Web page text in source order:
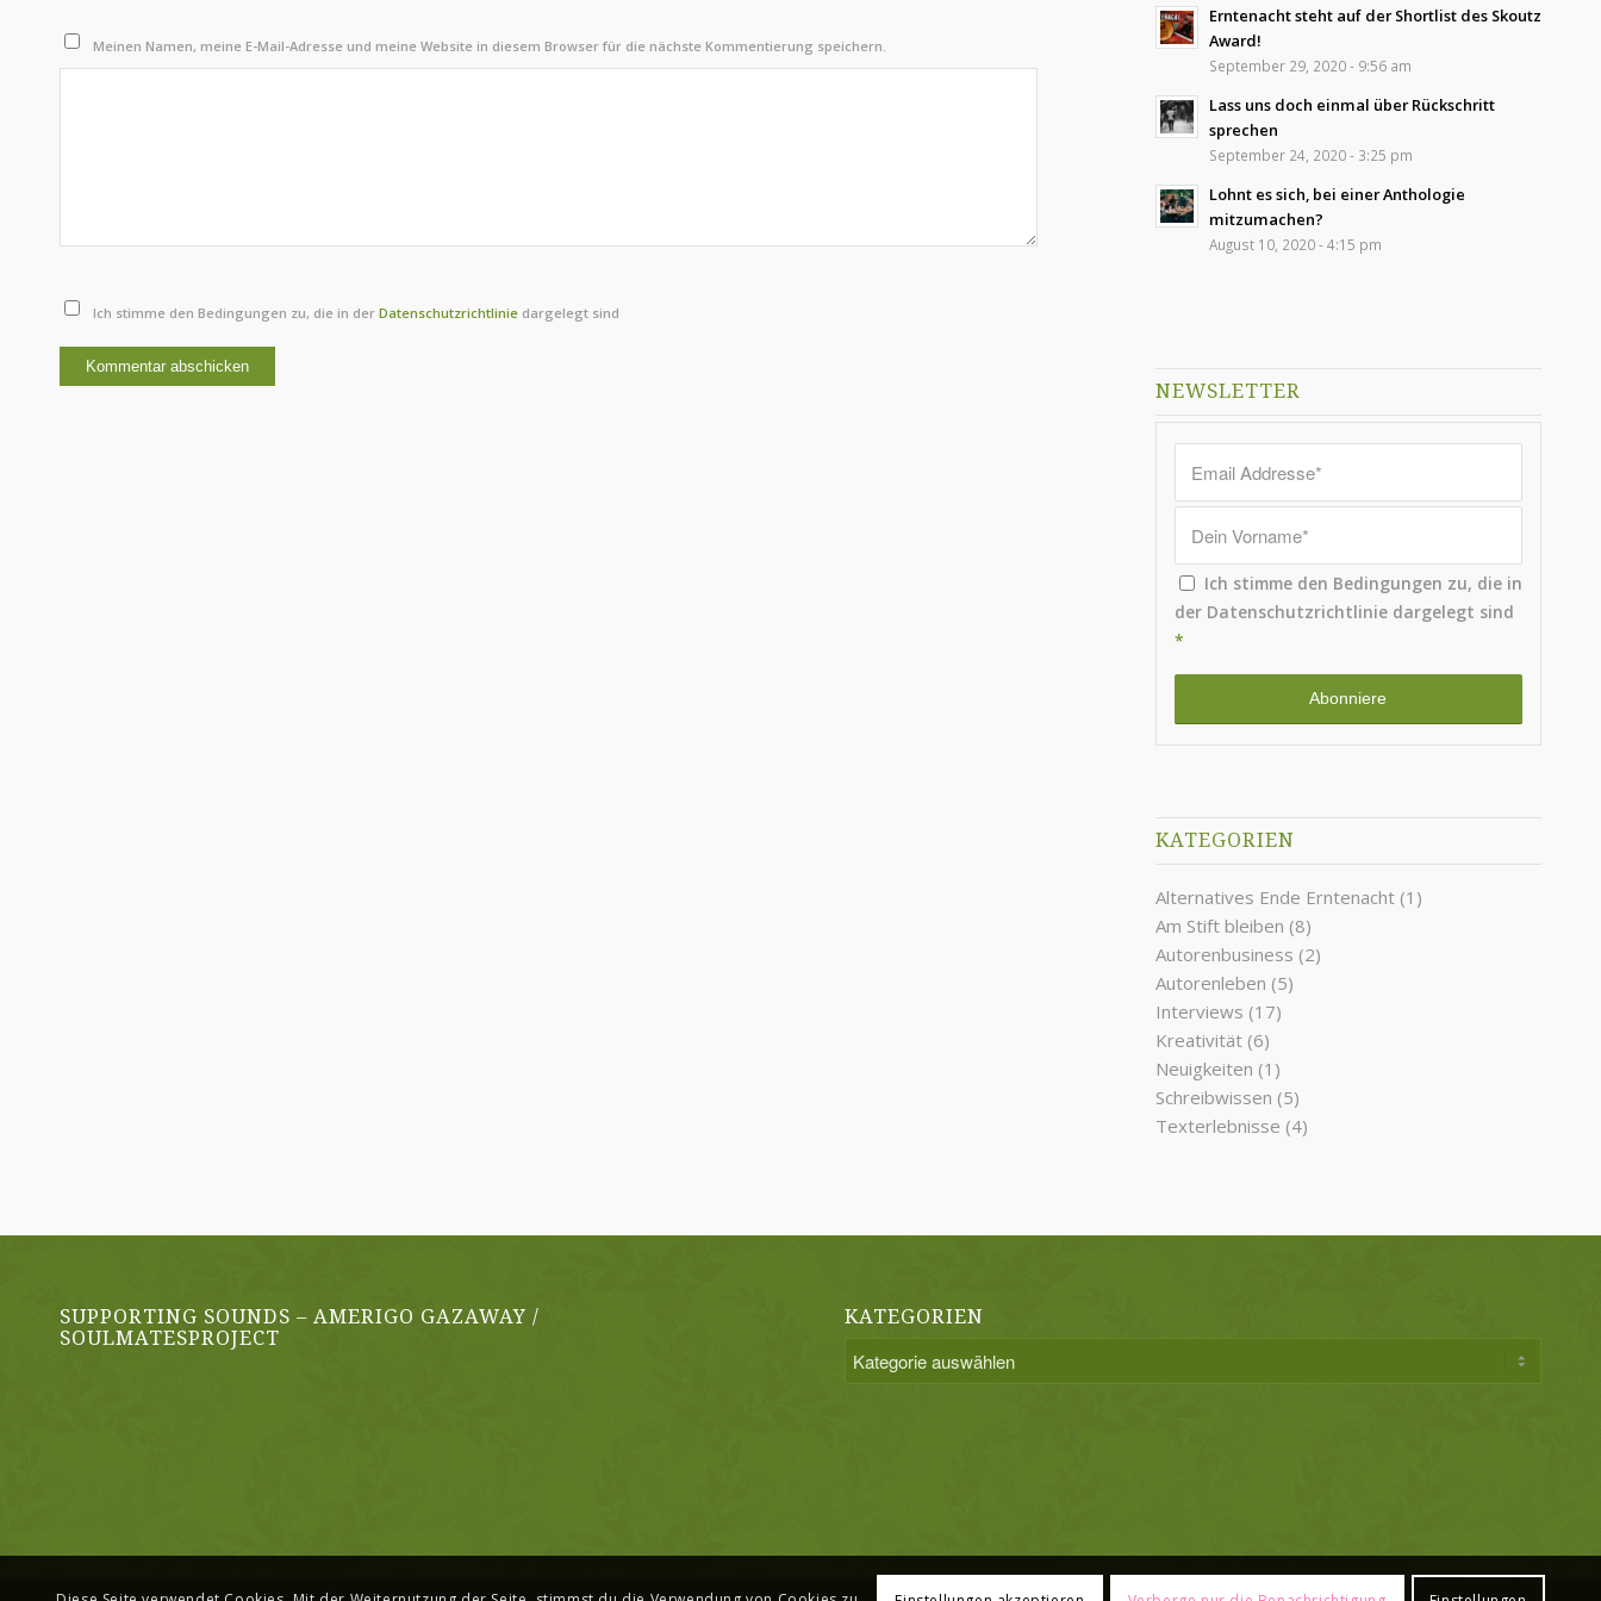
Meinen Namen, meine E-Mail-Adresse und meine Website in diesem Browser für die nächste Kommentierung speichern.
Ich stimme den Bedingungen zu, die in der Datenschutzrichtliniedargelegt sind
Erntenacht steht auf der Shortlist des Skoutz
Award!
September 29, 2020 - 9:56 am
Lass uns doch einmal über Rückschritt
sprechen
September 24, 2020 - 3:25 pm
Lohnt es sich, bei einer Anthologie
mitzumachen?
August 10, 2020 - 4:15 pm
NEWSLETTER
Ich stimme den Bedingungen zu, die in
der Datenschutzrichtliniedargelegt sind
*
KATEGORIEN
Alternatives Ende Erntenacht(1)
Am Stift bleiben (8)
Autorenbusiness (2)
Autorenleben (5)
Interviews (17)
Kreativität(6)
Neuigkeiten (1)
Schreibwissen (5)
Texterlebnisse (4)
SUPPORTING SOUNDS – AMERIGO GAZAWAY /
SOULMATESPROJECT
KATEGORIEN
Kategorien